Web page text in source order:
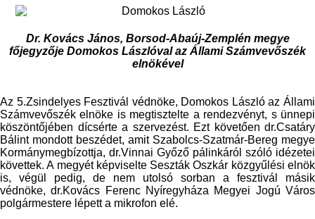
Dr. Kovács János, Borsod-Abaúj-Zemplén megye
főjegyzője Domokos Lászlóval az Állami Számvevőszék
elnökével
Az 5.Zsindelyes Fesztivál védnöke, Domokos László az Állami
Számvevőszék elnöke is megtisztelte a rendezvényt, s ünnepi
köszöntőjében dícsérte a szervezést. Ezt követően dr.Csatáry
Bálint mondott beszédet, amit Szabolcs-Szatmár-Bereg megye
Kormánymegbízottja, dr.Vinnai Győző pálinkáról szóló idézetei
követtek. A megyét képviselte Seszták Oszkár közgyűlési elnök
is, végül pedig, de nem utolsó sorban a fesztivál másik
védnöke, dr.Kovács Ferenc Nyíregyháza Megyei Jogú Város
polgármestere lépett a mikrofon elé.